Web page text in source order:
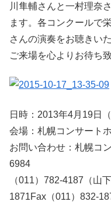
川隼輔さんと一村理奈
ます。各コンクールで
さんの演奏をお聴きい
ご来場を心よりお待ち
日時：2013年4月19日
会場：札幌コンサート
お問い合わせ：札幌コ
6984
（011）782-4187（山
1871Fax（011）832-